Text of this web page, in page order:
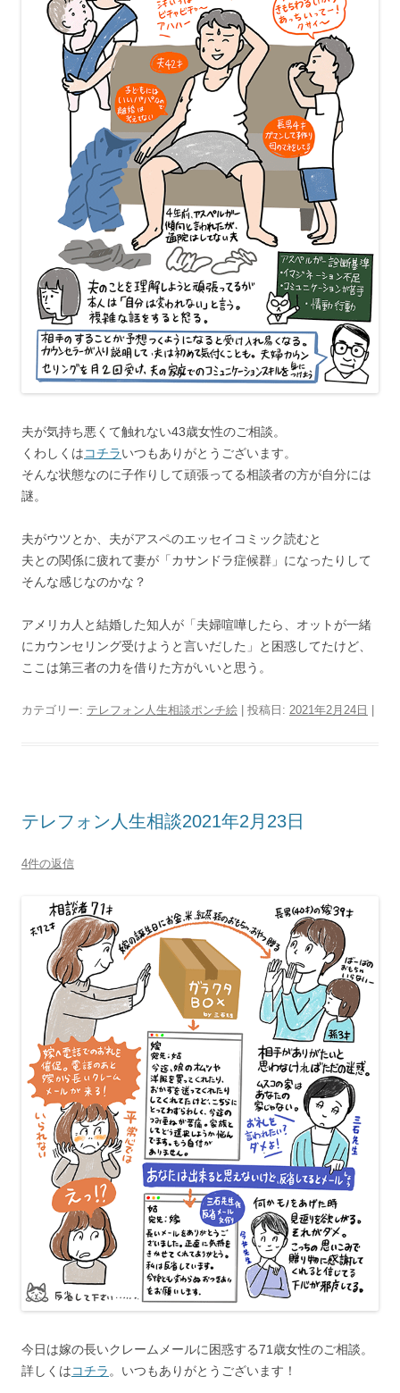
夫が気持ち悪くて触れない43歳女性のご相談。
くわしくはコチラいつもありがとうございます。
そんな状態なのに子作りして頑張ってる相談者の方が自分には
謎。
夫がウツとか、夫がアスペのエッセイコミック読むと
夫との関係に疲れて妻が「カサンドラ症候群」になったりして
そんな感じなのかな？
アメリカ人と結婚した知人が「夫婦喧嘩したら、オットが一緒
にカウンセリング受けようと言いだした」と困惑してたけど、
ここは第三者の力を借りた方がいいと思う。
カテゴリー: テレフォン人生相談ポンチ絵 | 投稿日: 2021年2月24日 |
テレフォン人生相談2021年2月23日
4件の返信
今日は嫁の長いクレームメールに困惑する71歳女性のご相談。
詳しくはコチラ 。いつもありがとうございます！